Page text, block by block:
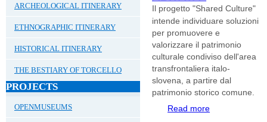
ARCHEOLOGICAL ITINERARY
ETHNOGRAPHIC ITINERARY
HISTORICAL ITINERARY
THE BESTIARY OF TORCELLO
PROJECTS
OPENMUSEUMS
Il progetto "Shared Culture"
intende individuare soluzioni
per promuovere e
valorizzare il patrimonio
culturale condiviso dell'area
transfrontaliera italo-
slovena, a partire dal
patrimonio storico comune.
Read more